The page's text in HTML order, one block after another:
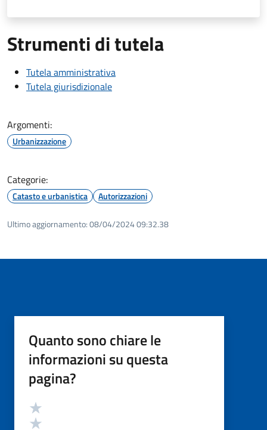
Strumenti di tutela
Tutela amministrativa
Tutela giurisdizionale
Argomenti:
Urbanizzazione
Categorie:
Catasto e urbanistica Autorizzazioni
Ultimo aggiornamento:08/04/2024 09:32.38
Quanto sono chiare le
informazioni su questa
pagina?
Valutazione